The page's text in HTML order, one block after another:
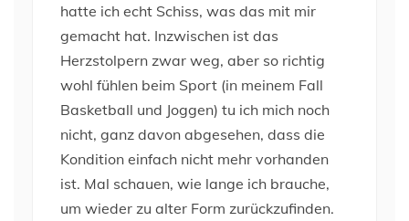
hatte ich echt Schiss, was das mit mir
gemacht hat. Inzwischen ist das
Herzstolpern zwar weg, aber so richtig
wohl fühlen beim Sport (in meinem Fall
Basketball und Joggen) tu ich mich noch
nicht, ganz davon abgesehen, dass die
Kondition einfach nicht mehr vorhanden
ist. Mal schauen, wie lange ich brauche,
um wieder zu alter Form zurückzufinden.